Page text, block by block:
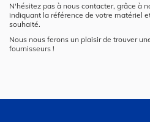
N'hésitez pas à nous contacter, grâce à
indiquant la référence de votre matériel
souhaité.
Nous nous ferons un plaisir de trouver
fournisseurs !